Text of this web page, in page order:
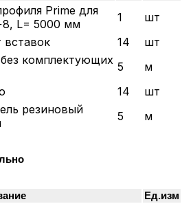
Prime для
L= 5000 мм
1
шт
вставок 14
шт
комплектующих 5
м
14
шт
резиновый
5 м
Ед.изм